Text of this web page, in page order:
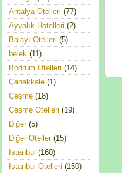
Antalya Otelleri (77)
Ayvalık Hotelleri (2)
Balayı Otelleri (5)
belek (11)
Bodrum Otelleri (14)
Çanakkale (1)
Çeşme (18)
Çeşme Otelleri (19)
Diğer(5)
Diğer Oteller(15)
İstanbul (160)
İstanbul Otelleri (150)